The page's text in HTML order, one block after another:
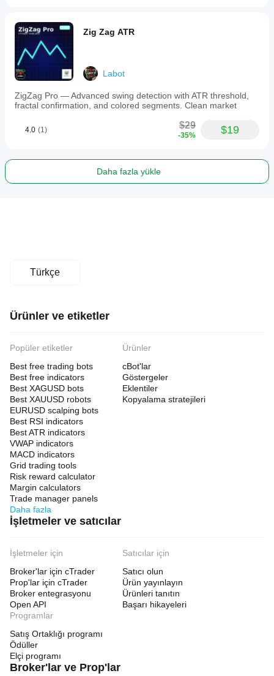
Zig Zag ATR
Labot
ZigZag Pro — Advanced swing detection with ATR threshold,
fractal confirmation, and colored segments. Clean market
4.0 (1) $29
-35% $19
Daha fazla yükle
Türkçe
Ürünler ve etiketler
Popüler etiketler
Best free trading bots
Best free indicators
Best XAGUSD bots
Best XAUUSD robots
EURUSD scalping bots
Best RSI indicators
Best ATR indicators
VWAP indicators
MACD indicators
Grid trading tools
Risk reward calculator
Margin calculators
Trade manager panels
Daha fazla
Ürünler
cBot'lar
Göstergeler
Eklentiler
Kopyalama stratejileri
İşletmeler ve satıcılar
İşletmeler için
Broker'lar için cTrader
Prop'lar için cTrader
Broker entegrasyonu
Open API
Satıcılar için
Satıcı olun
Ürün yayınlayın
Ürünleri tanıtın
Başarı hikayeleri
Programlar
Satış Ortaklığı programı
Ödüller
Elçi programı
Broker'lar ve Prop'lar